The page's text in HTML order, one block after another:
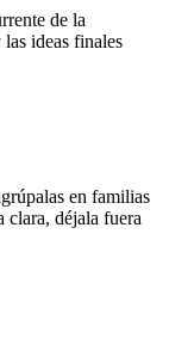
de la
ideas finales
en familias
clara, déjala fuera